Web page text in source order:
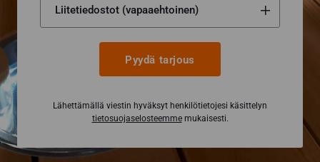
Pyydä tarjous
Lähettämällä viestin hyväksyt henkilötietojesi käsittelyn
tietosuojaselosteemmemukaisesti.